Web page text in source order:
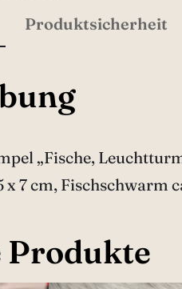
Produktsicherheit
„Fische,
7 cm, Fischschwarm